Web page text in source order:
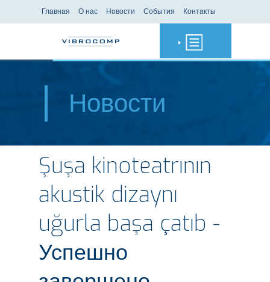
Главная О нас Новости События Контакты
Новости
Şuşa kinoteatrının
akustik dizaynı
uğurla başa çatıb -
Успешно